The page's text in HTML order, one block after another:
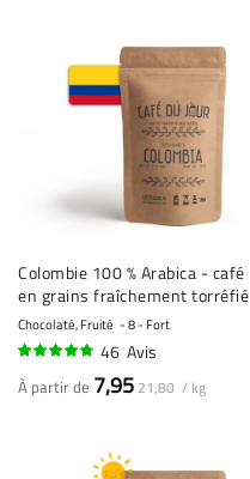
Colombie 100 % Arabica - café
en grains fraîchement torréfié
Chocolaté, Fruité 8 - Fort
46 Avis
À partir de 7,95 21,80 / kg